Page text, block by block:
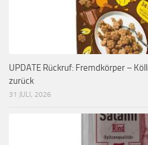
UPDATE Rückruf: Fremdkörper –
zurück
31 JULI, 2026